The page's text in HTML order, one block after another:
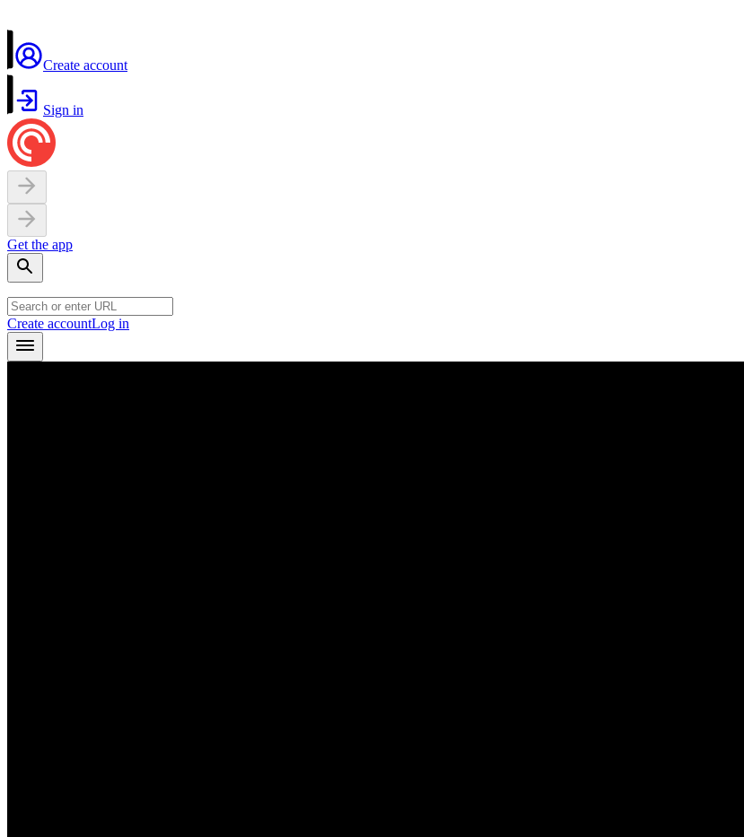
Create account
Sign in
Get the app
Create accountLog in